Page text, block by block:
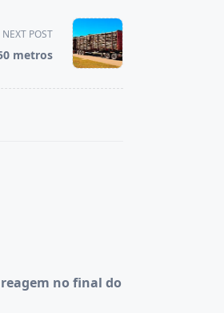
NEXT POST
metros
no final do